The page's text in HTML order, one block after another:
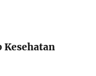
Kesehatan